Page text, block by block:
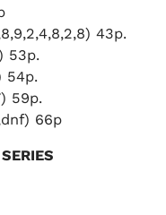
43p.
53p.
54p.
59p.
66p